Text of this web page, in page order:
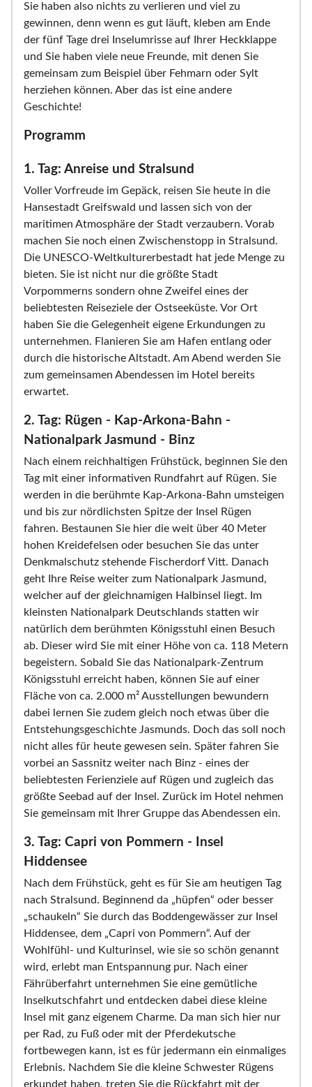
Sie haben also nichts zu verlieren und viel zu
gewinnen, denn wenn es gut läuft, kleben am Ende
der fünf Tage drei Inselumrisse auf Ihrer Heckklappe
und Sie haben viele neue Freunde, mit denen Sie
gemeinsam zum Beispiel über Fehmarn oder Sylt
herziehen können. Aber das ist eine andere
Geschichte!
Programm
1. Tag: Anreise und Stralsund
Voller Vorfreude im Gepäck, reisen Sie heute in die
Hansestadt Greifswald und lassen sich von der
maritimen Atmosphäre der Stadt verzaubern. Vorab
machen Sie noch einen Zwischenstopp in Stralsund.
Die UNESCO-Weltkulturerbestadt hat jede Menge zu
bieten. Sie ist nicht nur die größte Stadt
Vorpommerns sondern ohne Zweifel eines der
beliebtesten Reiseziele der Ostseeküste. Vor Ort
haben Sie die Gelegenheit eigene Erkundungen zu
unternehmen. Flanieren Sie am Hafen entlang oder
durch die historische Altstadt. Am Abend werden Sie
zum gemeinsamen Abendessen im Hotel bereits
erwartet.
2. Tag: Rügen - Kap-Arkona-Bahn -
Nationalpark Jasmund - Binz
Nach einem reichhaltigen Frühstück, beginnen Sie den
Tag mit einer informativen Rundfahrt auf Rügen. Sie
werden in die berühmte Kap-Arkona-Bahn umsteigen
und bis zur nördlichsten Spitze der Insel Rügen
fahren. Bestaunen Sie hier die weit über 40 Meter
hohen Kreidefelsen oder besuchen Sie das unter
Denkmalschutz stehende Fischerdorf Vitt. Danach
geht Ihre Reise weiter zum Nationalpark Jasmund,
welcher auf der gleichnamigen Halbinsel liegt. Im
kleinsten Nationalpark Deutschlands statten wir
natürlich dem berühmten Königsstuhl einen Besuch
ab. Dieser wird Sie mit einer Höhe von ca. 118 Metern
begeistern. Sobald Sie das Nationalpark-Zentrum
Königsstuhl erreicht haben, können Sie auf einer
Fläche von ca. 2.000 m² Ausstellungen bewundern
dabei lernen Sie zudem gleich noch etwas über die
Entstehungsgeschichte Jasmunds. Doch das soll noch
nicht alles für heute gewesen sein. Später fahren Sie
vorbei an Sassnitz weiter nach Binz - eines der
beliebtesten Ferienziele auf Rügen und zugleich das
größte Seebad auf der Insel. Zurück im Hotel nehmen
Sie gemeinsam mit Ihrer Gruppe das Abendessen ein.
3. Tag: Capri von Pommern - Insel
Hiddensee
Nach dem Frühstück, geht es für Sie am heutigen Tag
nach Stralsund. Beginnend da „hüpfen“ oder besser
„schaukeln“ Sie durch das Boddengewässer zur Insel
Hiddensee, dem „Capri von Pommern“. Auf der
Wohlfühl- und Kulturinsel, wie sie so schön genannt
wird, erlebt man Entspannung pur. Nach einer
Fährüberfahrt unternehmen Sie eine gemütliche
Inselkutschfahrt und entdecken dabei diese kleine
Insel mit ganz eigenem Charme. Da man sich hier nur
per Rad, zu Fuß oder mit der Pferdekutsche
fortbewegen kann, ist es für jedermann ein einmaliges
Erlebnis. Nachdem Sie die kleine Schwester Rügens
erkundet haben, treten Sie die Rückfahrt mit der